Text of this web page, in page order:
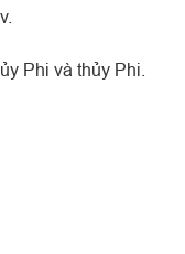
Phi và thủy Phi.